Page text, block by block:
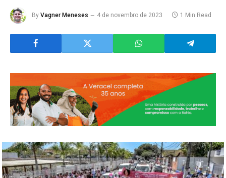
By Vagner Meneses 4 de novembro de 2023 1 Min Read